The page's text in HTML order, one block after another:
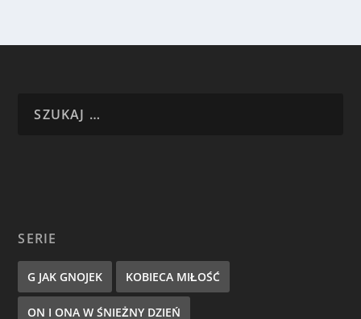
SERIE
G JAK GNOJEK KOBIECA MIŁOŚĆ
ON I ONA W ŚNIEŻNY DZIEŃ